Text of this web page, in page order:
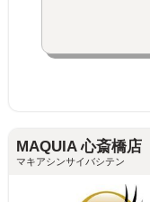
MAQUIA 心斎橋店
マキアシンサイバシテン